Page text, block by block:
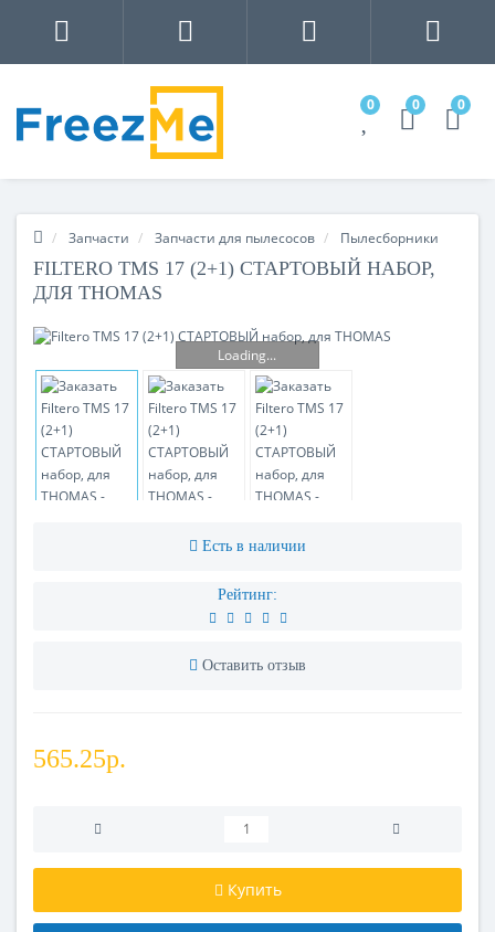
0 0 0
Запчасти Запчасти для пылесосов Пылесборники
FILTERO TMS 17 (2+1) СТАРТОВЫЙ НАБОР,
ДЛЯ ТHOMAS
Loading...
Есть в наличии
Рейтинг:
Оставить отзыв
565.25р.
Купить